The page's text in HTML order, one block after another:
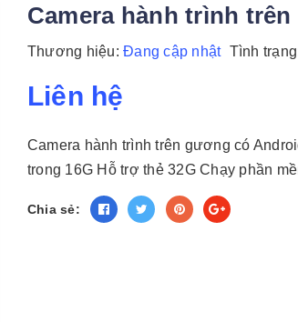
Camera hành trình
Thương hiệu: Đang cập nhật Tình
Liên hệ
Camera hành trình trên gương có
trong 16G Hỗ trợ thẻ 32G Chạy phần
Chia sẻ: